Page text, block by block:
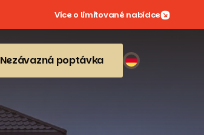
Více o limitované nabídce
Nezávazná poptávka